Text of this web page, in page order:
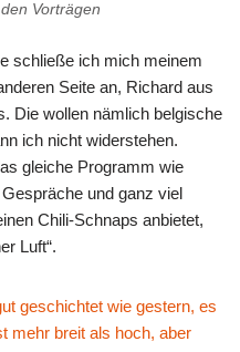
Vorträgen
schließe ich mich meinem
Seite an, Richard aus
Die wollen nämlich belgische
ich nicht widerstehen.
gleiche Programm wie
und ganz viel
Chili-Schnaps anbietet,
Luft“.